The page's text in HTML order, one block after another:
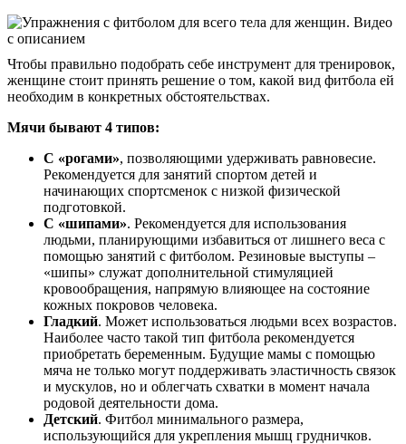
Чтобы правильно подобрать себе инструмент для тренировок,
женщине стоит принять решение о том, какой вид фитбола ей
необходим в конкретных обстоятельствах.
Мячи бывают 4 типов:
С «рогами», позволяющими удерживать равновесие.
Рекомендуется для занятий спортом детей и
начинающих спортсменок с низкой физической
подготовкой.
С «шипами». Рекомендуется для использования
людьми, планирующими избавиться от лишнего веса с
помощью занятий с фитболом. Резиновые выступы –
«шипы» служат дополнительной стимуляцией
кровообращения, напрямую влияющее на состояние
кожных покровов человека.
Гладкий. Может использоваться людьми всех возрастов.
Наиболее часто такой тип фитбола рекомендуется
приобретать беременным. Будущие мамы с помощью
мяча не только могут поддерживать эластичность связок
и мускулов, но и облегчать схватки в момент начала
родовой деятельности дома.
Детский. Фитбол минимального размера,
использующийся для укрепления мышц грудничков.